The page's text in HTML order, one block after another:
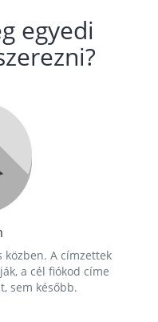
egyedi
közben. A címzettek
a cél fiókod címe
sem később.